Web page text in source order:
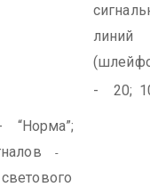
линий
- 20;
“Норма”;
-